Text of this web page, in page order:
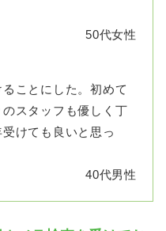
50代女性
ことにした。初めて
スタッフも優しく丁
けても良いと思っ
40代男性